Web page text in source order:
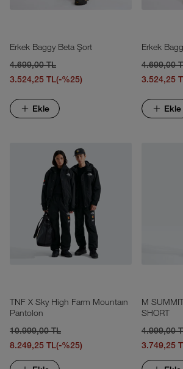
Erkek Baggy Beta Şort
4.699,00 TL
3.524,25 TL(-%25)
Ekle
Erkek
4.699,00
3.524,25
Ekle
TNF X Sky High Farm Mountaın
Pantolon
10.999,00 TL
8.249,25 TL(-%25)
M
SHORT
4.999,00
3.749,25